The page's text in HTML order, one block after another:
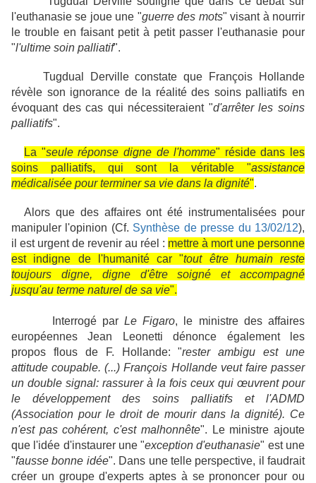
l'euthanasie se joue une "guerre des mots" visant à nourrir
le trouble en faisant petit à petit passer l'euthanasie pour
"l'ultime soin palliatif".
Tugdual Derville constate que François Hollande
révèle son ignorance de la réalité des soins palliatifs en
évoquant des cas qui nécessiteraient "d'arrêter les soins
palliatifs".
La "seule réponse digne de l'homme" réside dans les
soins palliatifs, qui sont la véritable "assistance
médicalisée pour terminer sa vie dans la dignité".
Alors que des affaires ont été instrumentalisées pour
manipuler l'opinion (Cf. Synthèse de presse du 13/02/12),
il est urgent de revenir au réel : mettre à mort une personne
est indigne de l'humanité car "tout être humain reste
toujours digne, digne d'être soigné et accompagné
jusqu'au terme naturel de sa vie".
Interrogé par Le Figaro, le ministre des affaires
européennes Jean Leonetti dénonce également les
propos flous de F. Hollande: "rester ambigu est une
attitude coupable. (...) François Hollande veut faire passer
un double signal: rassurer à la fois ceux qui œuvrent pour
le développement des soins palliatifs et l'ADMD
(Association pour le droit de mourir dans la dignité). Ce
n'est pas cohérent, c'est malhonnête". Le ministre ajoute
que l'idée d'instaurer une "exception d'euthanasie" est une
"fausse bonne idée". Dans une telle perspective, il faudrait
créer un groupe d'experts aptes à se prononcer pour ou